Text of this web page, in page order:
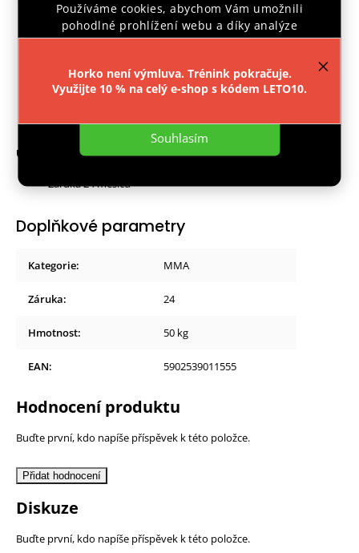
Používáme cookies, abychom Vám umožnili
pohodlné prohlížení webu a díky analýze
provozu webu neustále zlepšovali jeho funkce,
Nastavení
Souhlasím
Horko není výmluva. Trénink pokračuje.
Využijte 10 % na celý e-shop s kódem LETO10.
Pytel je šitý nitěmi Coats epic
Dvojité zpevněné dno s dodatečnými popruhy pro zvýšení
Váha: 50kg
Upozornění:
Záruka 24 měsíců
Doplňkové parametry
Kategorie: MMA
Záruka: 24
Hmotnost: 50 kg
EAN: 5902539011555
Hodnocení produktu
Buďte první, kdo napíše příspěvek k této položce.
Přidat hodnocení
Diskuze
Buďte první, kdo napíše příspěvek k této položce.